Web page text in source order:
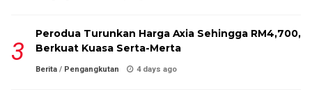
Perodua Turunkan Harga Axia Sehingga RM4,700,
Berkuat Kuasa Serta-Merta
Berita / Pengangkutan 4 days ago